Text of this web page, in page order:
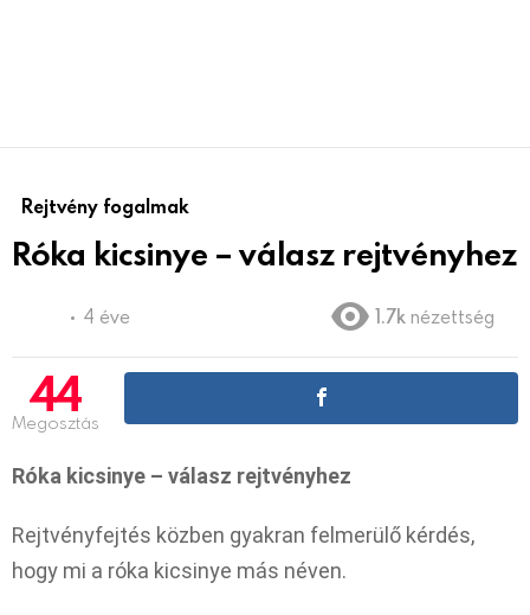
Rejtvény fogalmak
Róka kicsinye – válasz rejtvényhez
4 éve 1.7k nézettség
44
Megosztás
Róka kicsinye – válasz rejtvényhez
Rejtvényfejtés közben gyakran felmerülő kérdés,
hogy mi a róka kicsinye más néven.